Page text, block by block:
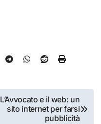
L’Avvocato e il web: un
sito internet per farsi
pubblicità